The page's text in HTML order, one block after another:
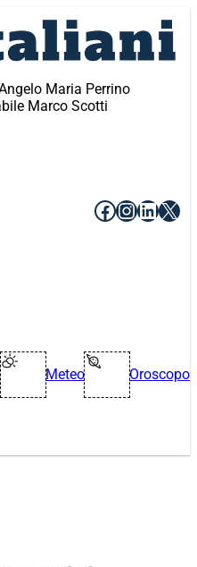
Maria Perrino
Marco Scotti
Facebook
X
Meteo Oroscopo